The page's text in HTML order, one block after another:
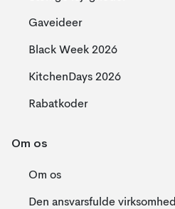
Gaveideer
Black Week 2026
KitchenDays 2026
Rabatkoder
Om os
Om os
Den ansvarsfulde virksomhed